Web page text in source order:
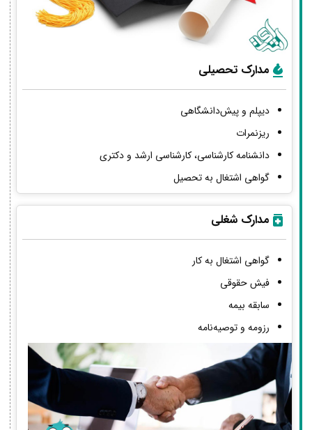
مدارک تحصیلی
دیپلم و پیش‌دانشگاهی
ریزنمرات
دانشنامه کارشناسی، کارشناسی ارشد و دکتری
گواهی اشتغال به تحصیل
مدارک شغلی
گواهی اشتغال به کار
فیش حقوقی
سابقه بیمه
رزومه و توصیه‌نامه